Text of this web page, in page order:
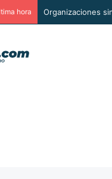
hora De manera